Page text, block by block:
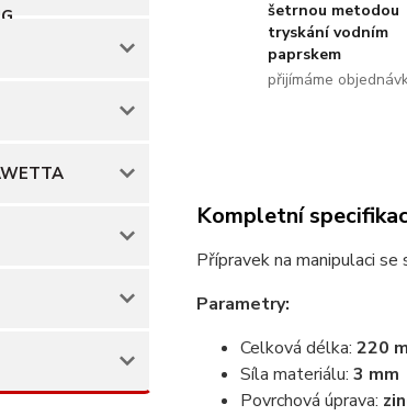
šetrnou metodou
tryskání vodním
paprskem
přijímáme
Kompletní
Přípravek na manipulaci
Parametry:
Celková délka: 220
Síla materiálu: 3 mm
Povrchová úprava: